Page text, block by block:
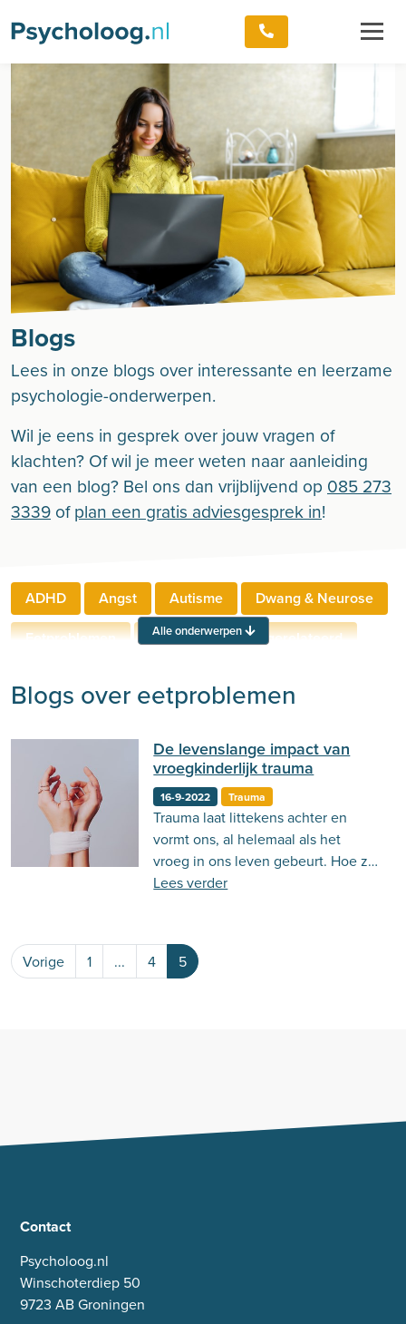
Blogs
Lees in onze blogs over interessante en leerzame
psychologie-onderwerpen.
Wil je eens in gesprek over jouw vragen of
klachten? Of wil je meer weten naar aanleiding
van een blog? Bel ons dan vrijblijvend op 085 273
3339 ofplan een gratis adviesgesprek in!
ADHD Angst Autisme
Dwang & Neurose
Eetproblemen
Relaties
Werkgerelateerd
Verslaving
Zingeving
Persoonlijkheid
Sport Hechting
Behandeling
Actueel
Stemming
Emoties
Alle onderwerpen
Blogs over eetproblemen
De levenslange impact van
vroegkinderlijk trauma
16-9-2022 Trauma
Trauma laat littekens achter en
vormt ons, al helemaal als het
vroeg in ons leven gebeurt. Hoe zit
dat?
Lees verder
Vorige 1 ... 4 5
Contact
Psycholoog.nl
Winschoterdiep 50
9723 AB Groningen